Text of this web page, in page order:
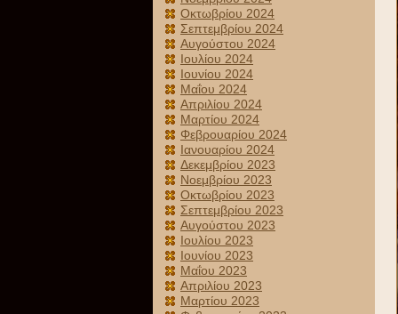
Οκτωβρίου 2024
Σεπτεμβρίου 2024
Αυγούστου 2024
Ιουλίου 2024
Ιουνίου 2024
Μαΐου 2024
Απριλίου 2024
Μαρτίου 2024
Φεβρουαρίου 2024
Ιανουαρίου 2024
Δεκεμβρίου 2023
Νοεμβρίου 2023
Οκτωβρίου 2023
Σεπτεμβρίου 2023
Αυγούστου 2023
Ιουλίου 2023
Ιουνίου 2023
Μαΐου 2023
Απριλίου 2023
Μαρτίου 2023